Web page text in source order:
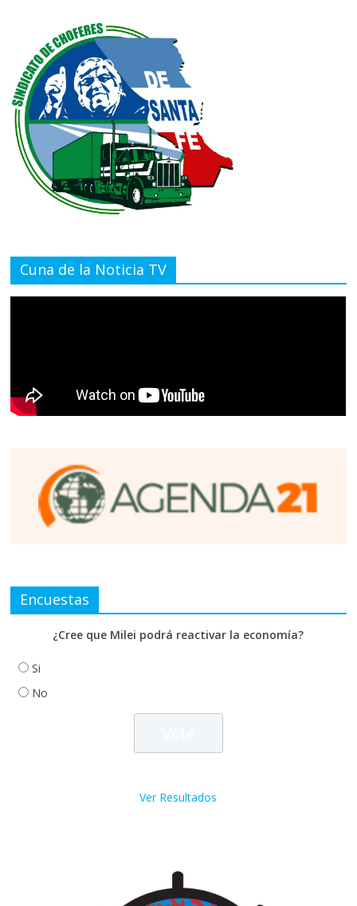
Cuna de la Noticia TV
Encuestas
¿Cree que Milei podrá reactivar la economía?
Si
No
Ver Resultados